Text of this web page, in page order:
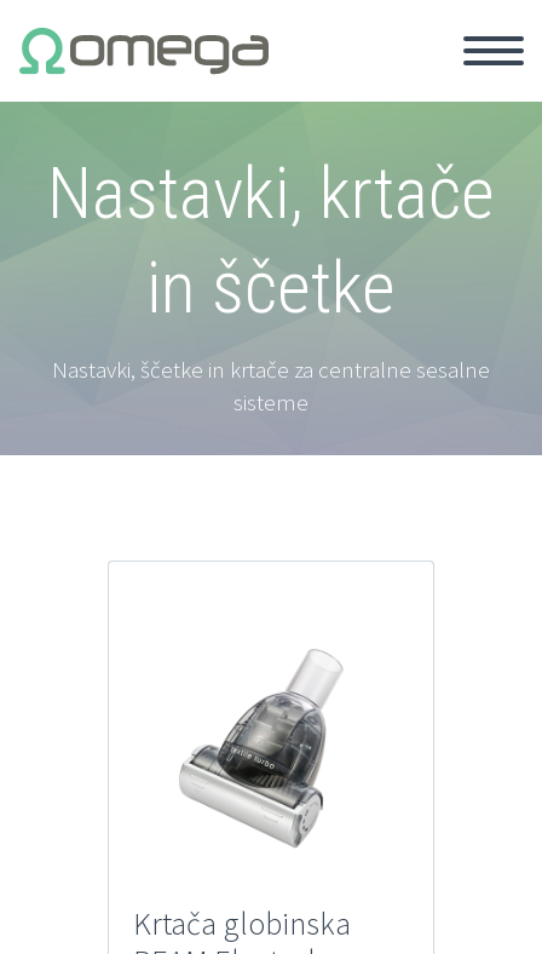
Nastavki, krtače
in ščetke
Nastavki, ščetke in krtače za centralne sesalne
sisteme
Krtača globinska